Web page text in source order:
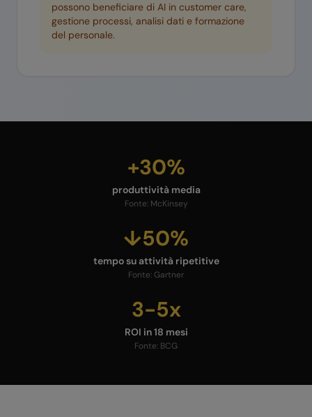
possono beneficiare di AI in customer care,
gestione processi, analisi dati e formazione
del personale.
+30%
produttività media
Fonte: McKinsey
↓50%
tempo su attività ripetitive
Fonte: Gartner
3-5x
ROI in 18 mesi
Fonte: BCG